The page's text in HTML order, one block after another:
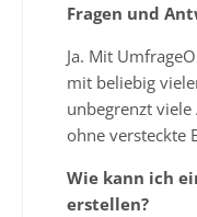
Fragen und
Ja. Mit
mit beliebig
unbegrenzt
ohne versteckte
Wie kann ich
erstellen?